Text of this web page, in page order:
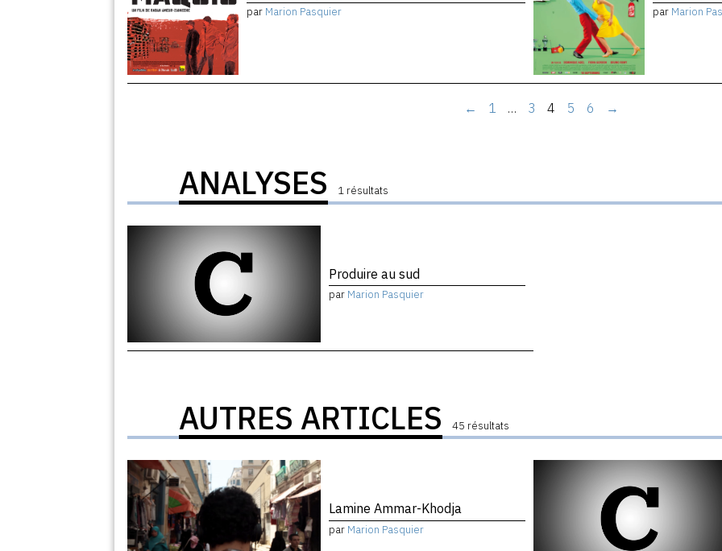
par Marion Pasquier par Marion
← 1 … 3 4 5 6 →
ANALYSES 1 résultats
Produire au sud
par Marion Pasquier
AUTRES ARTICLES 45 résultats
Lamine Ammar-Khodja
par Marion Pasquier